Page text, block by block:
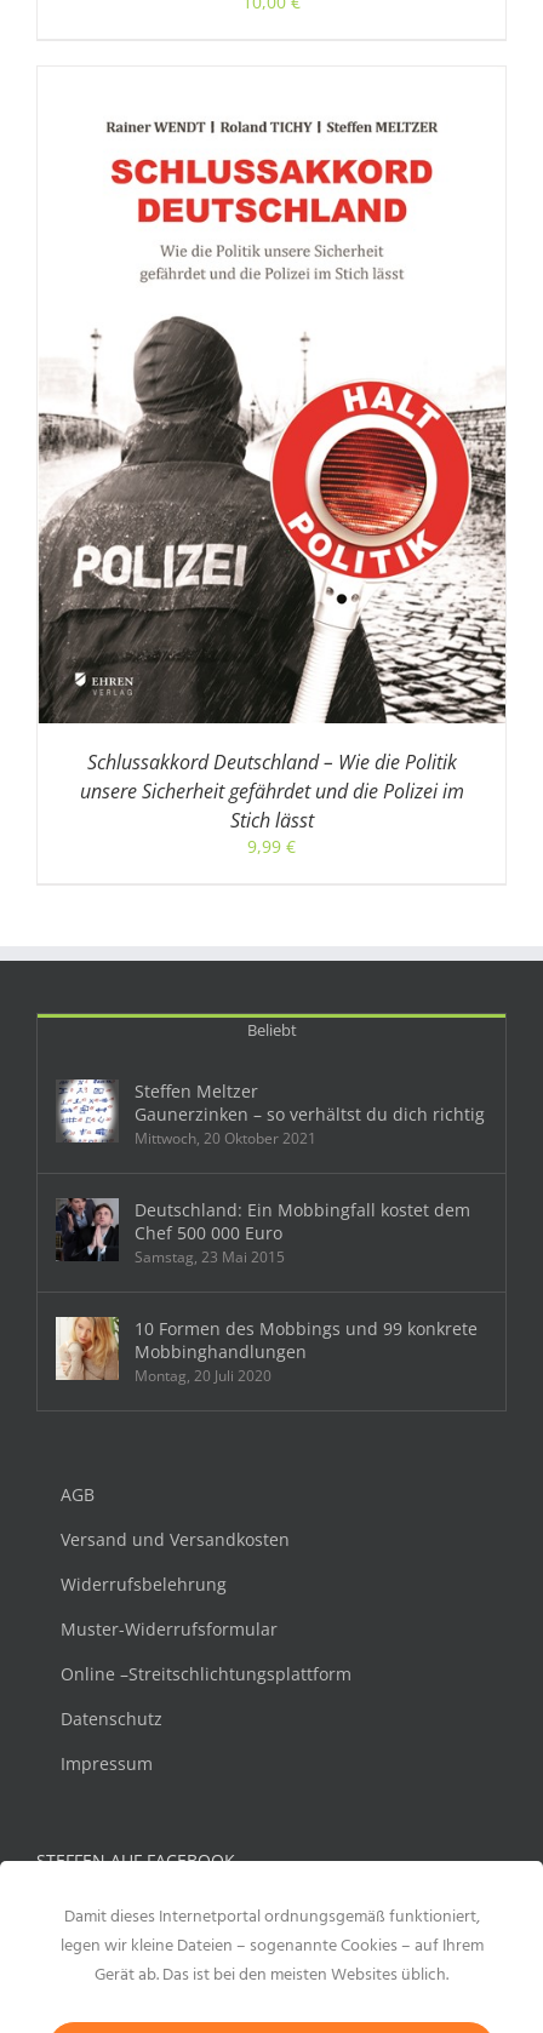
Schlussakkord Deutschland – Wie die Politik
unsere Sicherheit gefährdet und die Polizei im
Stich lässt
9,99 €
Beliebt
Steffen Meltzer
Gaunerzinken – so verhältst du dich richtig
Mittwoch, 20 Oktober 2021
Deutschland: Ein Mobbingfall kostet dem
Chef 500 000 Euro
Samstag, 23 Mai 2015
10 Formen des Mobbings und 99 konkrete
Mobbinghandlungen
Montag, 20 Juli 2020
AGB
Versand und Versandkosten
Widerrufsbelehrung
Muster-Widerrufsformular
Online –Streitschlichtungsplattform
Datenschutz
Impressum
STEFFEN AUF FACEBOOK
Damit dieses Internetportal ordnungsgemäß funktioniert,
legen wir kleine Dateien – sogenannte Cookies – auf Ihrem
Gerät ab. Das ist bei den meisten Websites üblich.